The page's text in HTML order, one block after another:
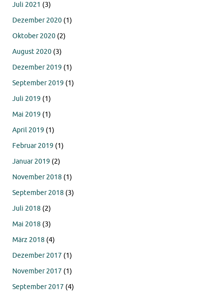
Juli 2021 (3)
Dezember 2020 (1)
Oktober 2020 (2)
August 2020 (3)
Dezember 2019 (1)
September 2019 (1)
Juli 2019 (1)
Mai 2019 (1)
April 2019 (1)
Februar 2019 (1)
Januar 2019 (2)
November 2018 (1)
September 2018 (3)
Juli 2018 (2)
Mai 2018 (3)
März 2018 (4)
Dezember 2017 (1)
November 2017 (1)
September 2017 (4)